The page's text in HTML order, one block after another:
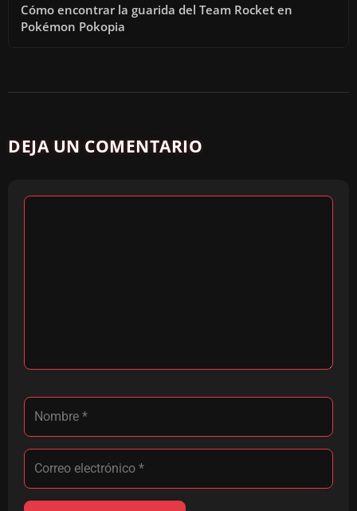
Cómo encontrar la guarida del Team Rocket en
Pokémon Pokopia
DEJA UN COMENTARIO